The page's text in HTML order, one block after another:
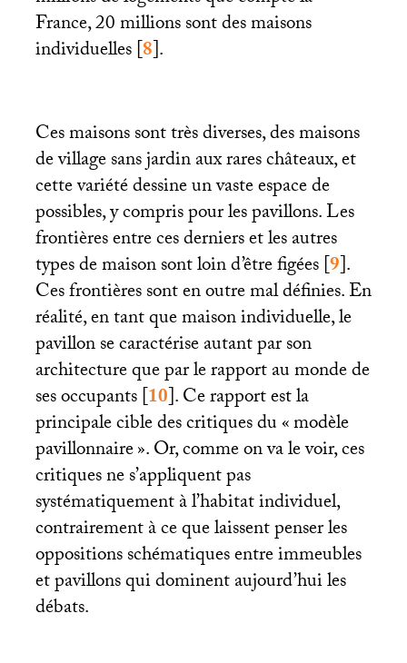
France, 20 millions sont des maisons
individuelles[8].
Ces maisons sont très diverses, des maisons
de village sans jardin aux rares châteaux, et
cette variété dessine un vaste espace de
possibles, y compris pour les pavillons. Les
frontières entre ces derniers et les autres
types de maison sont loin d’être figées[9].
Ces frontières sont en outre mal définies. En
réalité, en tant que maison individuelle, le
pavillon se caractérise autant par son
architecture que par le rapport au monde de
ses occupants[10]. Ce rapport est la
principale cible des critiques du «modèle
pavillonnaire». Or, comme on va le voir, ces
critiques ne s’appliquent pas
systématiquement à l’habitat individuel,
contrairement à ce que laissent penser les
oppositions schématiques entre immeubles
et pavillons qui dominent aujourd’hui les
débats.